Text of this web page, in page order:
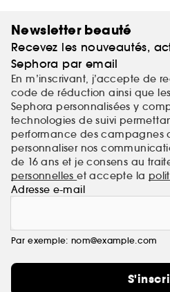
Newsletter beauté
Recevez les nouveautés,
Sephora par email
En m’inscrivant, j’accepte de
code de réduction ainsi que
Sephora personnalisées y
technologies de suivi
performance des campagnes
personnaliser nos
de 16 ans et je consens au
personnelleset accepte la
Adresse e-mail
Par exemple: nom@example.com